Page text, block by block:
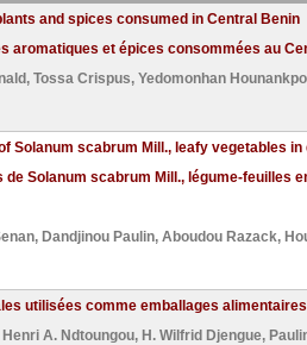
and spices consumed in Central Benin
et épices consommées au
, Tossa Crispus, Yedomonhan
scabrum Mill., leafy vegetables
Solanum scabrum Mill., légume-feuilles
, Dandjinou Paulin, Aboudou Razack,
utilisées comme emballages
Henri A. Ndtoungou, H. Wilfrid Djengue,